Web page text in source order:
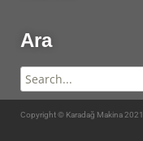
Ara
Copyright © Karadağ Makina 2021